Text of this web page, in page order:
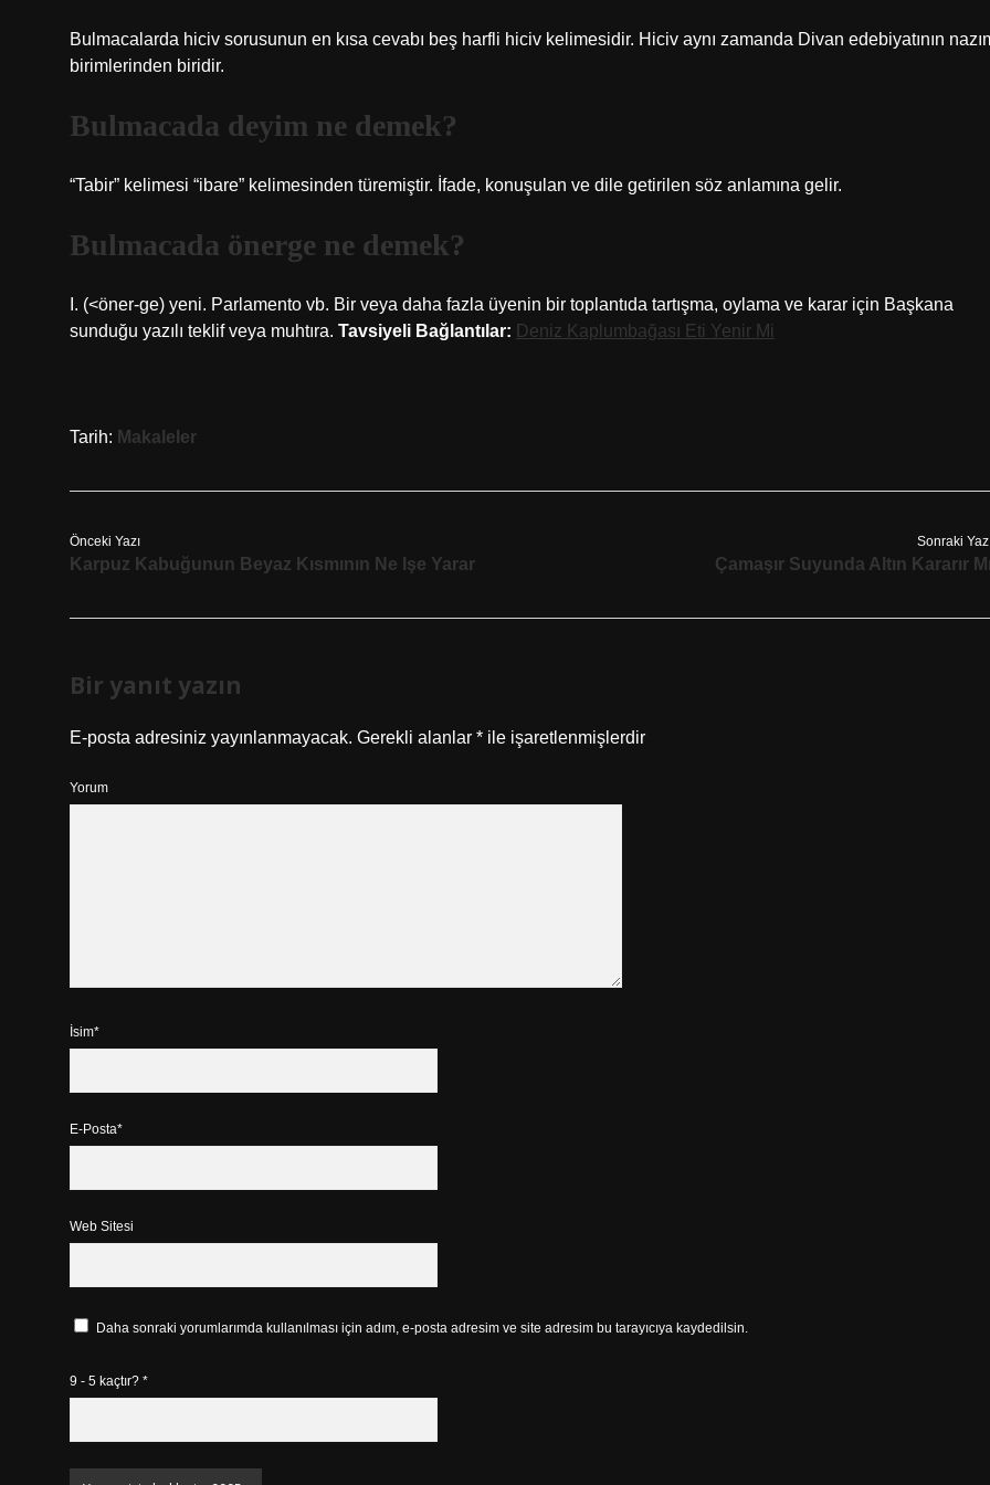
Bulmacalarda hiciv sorusunun en kısa cevabı beş harfli hiciv kelimesidir. Hiciv aynı zamanda Divan edebiyatının
birimlerinden biridir.
Bulmacada deyim ne demek?
“Tabir” kelimesi “ibare” kelimesinden türemiştir. İfade, konuşulan ve dile getirilen söz anlamına gelir.
Bulmacada önerge ne demek?
I. (<öner-ge) yeni. Parlamento vb. Bir veya daha fazla üyenin bir toplantıda tartışma, oylama ve karar için Başkana
sunduğu yazılı teklif veya muhtıra. Tavsiyeli Bağlantılar: Deniz Kaplumbağası Eti Yenir Mi
Tarih: Makaleler
Önceki Yazı
Karpuz Kabuğunun Beyaz Kısmının Ne Işe Yarar
Sonraki
Çamaşır Suyunda Altın Kararır
Bir yanıt yazın
E-posta adresiniz yayınlanmayacak. Gerekli alanlar * ile işaretlenmişlerdir
Yorum
İsim*
E-Posta*
Web Sitesi
Daha sonraki yorumlarımda kullanılması için adım, e-posta adresim ve site adresim bu tarayıcıya kaydedilsin.
9 - 5 kaçtır? *